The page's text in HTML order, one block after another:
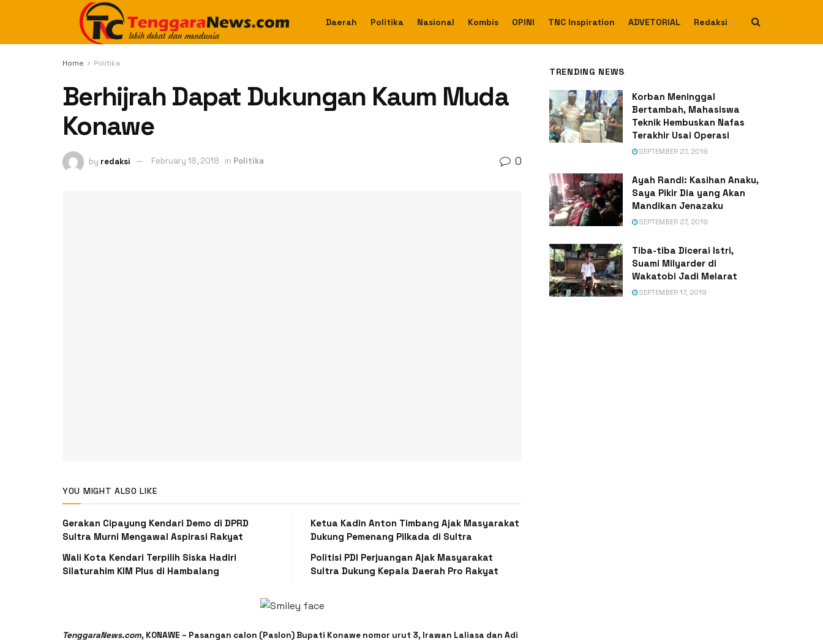
Daerah Politika Nasional Kombis OPINI TNC Inspiration ADVETORIAL Redaksi
Home Politika
Berhijrah Dapat Dukungan Kaum Muda
Konawe
by redaksi February 18, 2018 in Politika 0
YOU MIGHT ALSO LIKE
Gerakan Cipayung Kendari Demo di DPRD
Sultra Murni Mengawal Aspirasi Rakyat
Wali Kota Kendari Terpilih Siska Hadiri
Silaturahim KIM Plus di Hambalang
Ketua Kadin Anton Timbang Ajak Masyarakat
Dukung Pemenang Pilkada di Sultra
Politisi PDI Perjuangan Ajak Masyarakat
Sultra Dukung Kepala Daerah Pro Rakyat
TenggaraNews.com, KONAWE – Pasangan calon (Paslon) Bupati Konawe nomor urut 3, Irawan Laliasa dan Adi
TRENDING NEWS
Korban Meninggal
Bertambah, Mahasiswa
Teknik Hembuskan Nafas
Terakhir Usai Operasi
SEPTEMBER 27, 2019
Ayah Randi: Kasihan Anaku,
Saya Pikir Dia yang Akan
Mandikan Jenazaku
SEPTEMBER 27, 2019
Tiba-tiba Dicerai Istri,
Suami Milyarder di
Wakatobi Jadi Melarat
SEPTEMBER 17, 2019